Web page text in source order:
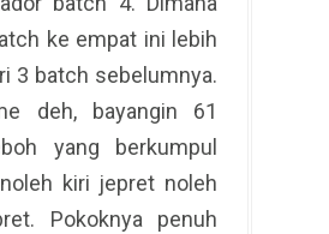
ke empat ini lebih
3 batch sebelumnya.
deh, bayangin 61
yang berkumpul
kiri jepret noleh
Pokoknya penuh